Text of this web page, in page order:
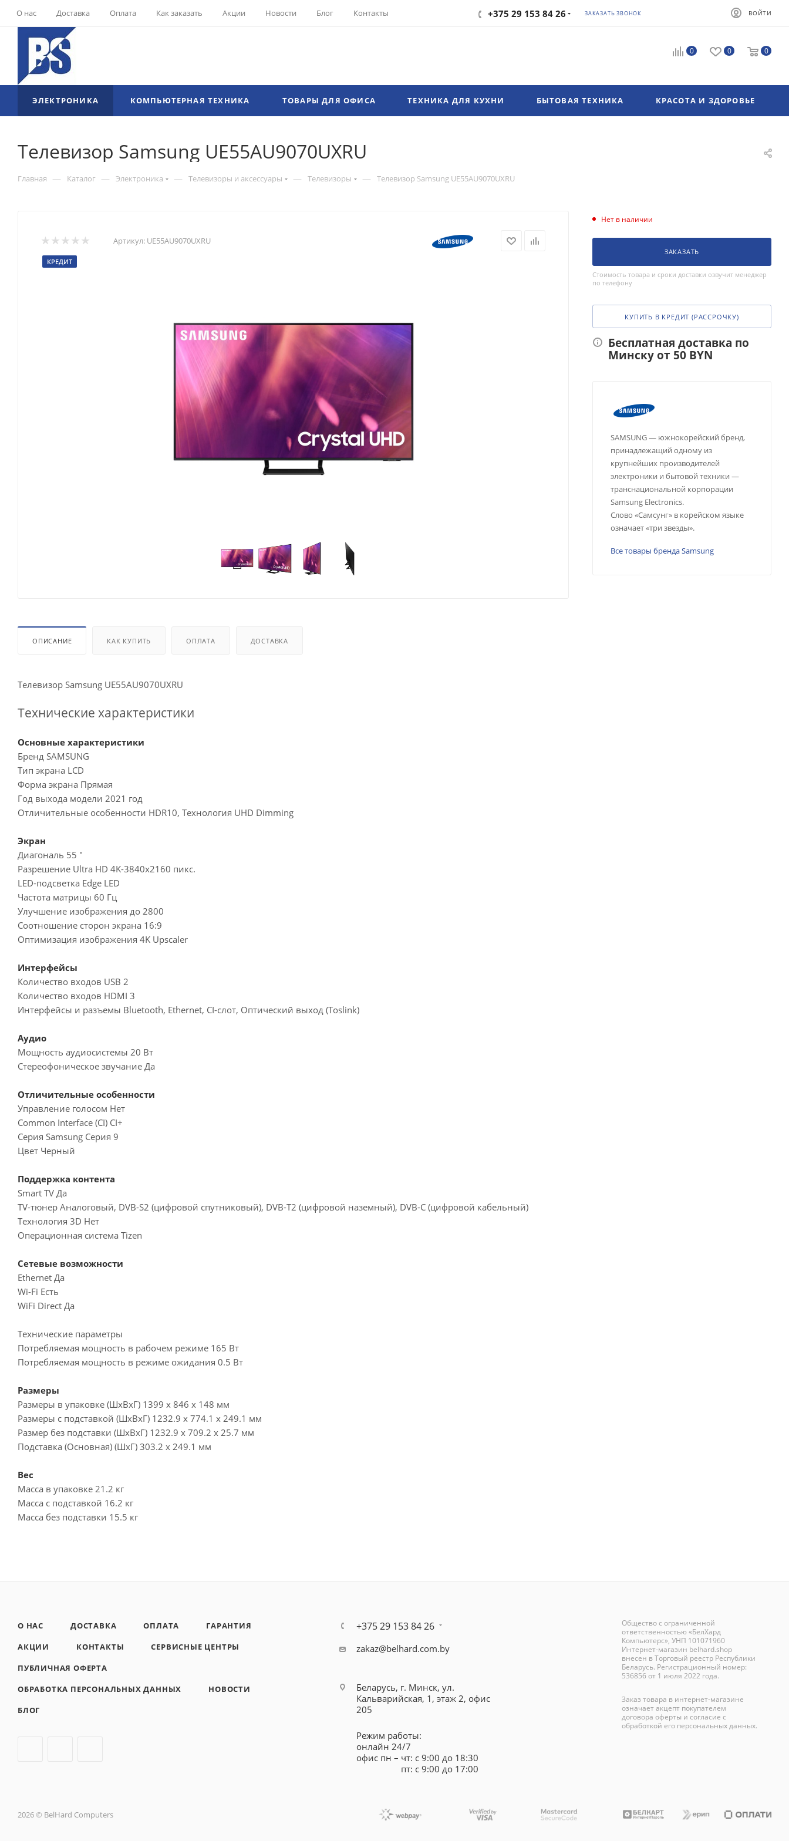
О нас Доставка Оплата Как заказать Акции Новости Блог Контакты +375 29 153 84 26 ЗАКАЗАТЬ ЗВОНОК ВОЙТИ
0 0 0
ЭЛЕКТРОНИКА КОМПЬЮТЕРНАЯ ТЕХНИКА ТОВАРЫ ДЛЯ ОФИСА ТЕХНИКА ДЛЯ КУХНИ БЫТОВАЯ ТЕХНИКА КРАСОТА И ЗДОРОВЬЕ
Телевизор Samsung UE55AU9070UXRU
Главная — Каталог — Электроника — Телевизоры и аксессуары — Телевизоры — Телевизор Samsung UE55AU9070UXRU
Артикул: UE55AU9070UXRU
КРЕДИТ
ОПИСАНИЕ КАК КУПИТЬ ОПЛАТА ДОСТАВКА
Телевизор Samsung UE55AU9070UXRU
Технические характеристики
Основные характеристики
Бренд SAMSUNG
Тип экрана LCD
Форма экрана Прямая
Год выхода модели 2021 год
Отличительные особенности HDR10, Технология UHD Dimming
Экран
Диагональ 55 "
Разрешение Ultra HD 4K-3840x2160 пикс.
LED-подсветка Edge LED
Частота матрицы 60 Гц
Улучшение изображения до 2800
Соотношение сторон экрана 16:9
Оптимизация изображения 4K Upscaler
Интерфейсы
Количество входов USB 2
Количество входов HDMI 3
Интерфейсы и разъемы Bluetooth, Ethernet, CI-слот, Оптический выход (Toslink)
Аудио
Мощность аудиосистемы 20 Вт
Стереофоническое звучание Да
Отличительные особенности
Управление голосом Нет
Common Interface (CI) CI+
Серия Samsung Серия 9
Цвет Черный
Поддержка контента
Smart TV Да
TV-тюнер Аналоговый, DVB-S2 (цифровой спутниковый), DVB-T2 (цифровой наземный), DVB-С (цифровой кабельный)
Технология 3D Нет
Операционная система Tizen
Сетевые возможности
Ethernet Да
Wi-Fi Есть
WiFi Direct Да
Технические параметры
Потребляемая мощность в рабочем режиме 165 Вт
Потребляемая мощность в режиме ожидания 0.5 Вт
Размеры
Размеры в упаковке (ШxВxГ) 1399 x 846 x 148 мм
Размеры с подставкой (ШxВxГ) 1232.9 x 774.1 x 249.1 мм
Размер без подставки (ШxВxГ) 1232.9 x 709.2 x 25.7 мм
Подставка (Основная) (ШxГ) 303.2 x 249.1 мм
Вес
Масса в упаковке 21.2 кг
Масса с подставкой 16.2 кг
Масса без подставки 15.5 кг
Нет в наличии
ЗАКАЗАТЬ
Стоимость товара и сроки доставки озвучит менеджер
по телефону
КУПИТЬ В КРЕДИТ (РАССРОЧКУ)
Бесплатная доставка по
Минску от 50 BYN
SAMSUNG — южнокорейский бренд,
принадлежащий одному из
крупнейших производителей
электроники и бытовой техники —
транснациональной корпорации
Samsung Electronics.
Слово «Самсунг» в корейском языке
означает «три звезды».
Все товары бренда Samsung
О НАС ДОСТАВКА ОПЛАТА
ГАРАНТИЯ
АКЦИИ
КОНТАКТЫ
СЕРВИСНЫЕ ЦЕНТРЫ
ПУБЛИЧНАЯ ОФЕРТА
ОБРАБОТКА ПЕРСОНАЛЬНЫХ ДАННЫХ
НОВОСТИ
БЛОГ
+375 29 153 84 26
zakaz@belhard.com.by
Беларусь, г. Минск, ул.
Кальварийская, 1, этаж 2, офис
205
Режим работы:
онлайн 24/7
офис пн – чт: с 9:00 до 18:30
пт: с 9:00 до 17:00
Общество с ограниченной
ответственностью «БелХард
Компьютерс», УНП 101071960
Интернет-магазин belhard.shop
внесен в Торговый реестр Республики
Беларусь. Регистрационный номер:
536856 от 1 июля 2022 года.
Заказ товара в интернет-магазине
означает акцепт покупателем
договора оферты и согласие с
обработкой его персональных данных.
2026 © BelHard Computers